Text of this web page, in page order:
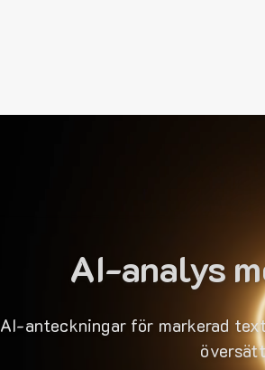
AI-analys
AI-anteckningar för markerad